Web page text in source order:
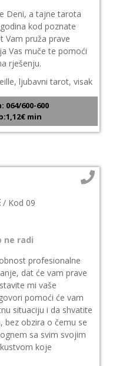
Deni, a tajne tarota
kod poznate
Vam pruža prave
Vas muče te pomoći
rješenju.
ljubavni tarot, visak
600-600
min
/ Kod 09
ne radi
profesionalne
dat će vam prave
mi vaše
pomoći će vam
situaciju i da shvatite
bez obzira o čemu se
sa svim svojim
koje